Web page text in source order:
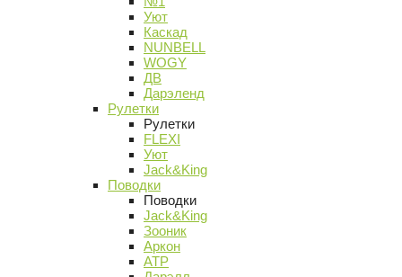
Уют
Каскад
NUNBELL
WOGY
ДВ
Дарэленд
Рулетки
Рулетки
FLEXI
Уют
Jack&King
Поводки
Поводки
Jack&King
Зооник
Аркон
АТР